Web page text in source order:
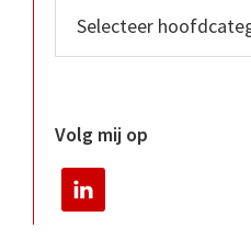
Volg mij op